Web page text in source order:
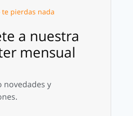
te pierdas nada
a nuestra
mensual
novedades y